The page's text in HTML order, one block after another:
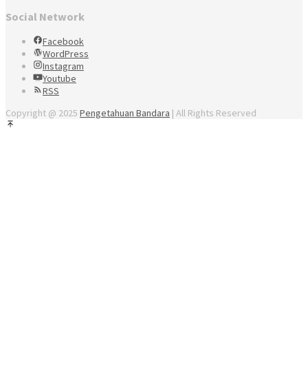
Social Network
Facebook
WordPress
Instagram
Youtube
RSS
Copyright @ 2025 Pengetahuan Bandara | All Rights Reserved